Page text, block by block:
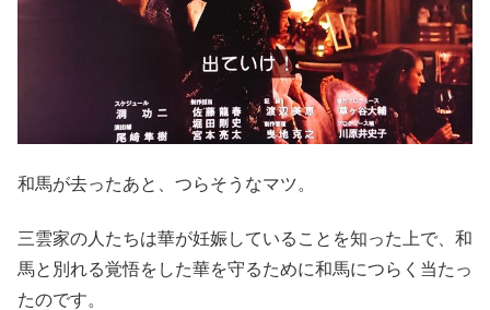
和馬が去ったあと、つらそうなマツ。
三雲家の人たちは華が妊娠していることを知った上で、和
馬と別れる覚悟をした華を守るために和馬につらく当たっ
たのです。